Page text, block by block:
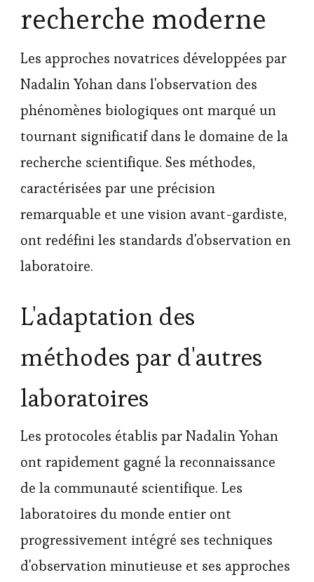
recherche moderne
Les approches novatrices développées par
Nadalin Yohan dans l'observation des
phénomènes biologiques ont marqué un
tournant significatif dans le domaine de la
recherche scientifique. Ses méthodes,
caractérisées par une précision
remarquable et une vision avant-gardiste,
ont redéfini les standards d'observation en
laboratoire.
L'adaptation des
méthodes par d'autres
laboratoires
Les protocoles établis par Nadalin Yohan
ont rapidement gagné la reconnaissance
de la communauté scientifique. Les
laboratoires du monde entier ont
progressivement intégré ses techniques
d'observation minutieuse et ses approches